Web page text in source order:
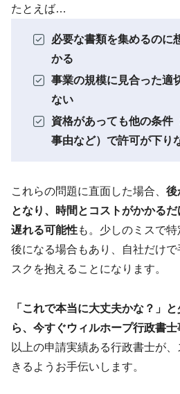
たとえば…
必要な書類を集めるのに
かる
事業の規模に見合った適
ない
資格があっても他の条件
事由など）で許可が下り
これらの問題に直面した場合、 後
となり、時間とコストがかかる
遅れる可能性も。少しのミスで
後になる場合もあり、自社だけ
スクを抱えることになります。
「これで本当に大丈夫かな？」
ら、今すぐウィルホープ行政書士
以上の申請実績ある行政書士が
きるようお手伝いします。